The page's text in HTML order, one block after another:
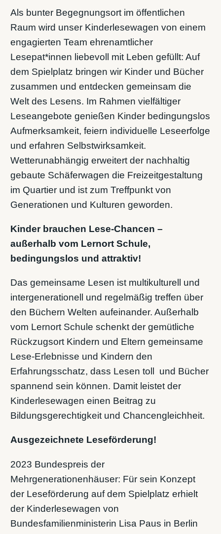
Als bunter Begegnungsort im öffentlichen
Raum wird unser Kinderlesewagen von einem
engagierten Team ehrenamtlicher
Lesepat*innen liebevoll mit Leben gefüllt: Auf
dem Spielplatz bringen wir Kinder und Bücher
zusammen und entdecken gemeinsam die
Welt des Lesens. Im Rahmen vielfältiger
Leseangebote genießen Kinder bedingungslos
Aufmerksamkeit, feiern individuelle Leseerfolge
und erfahren Selbstwirksamkeit.
Wetterunabhängig erweitert der nachhaltig
gebaute Schäferwagen die Freizeitgestaltung
im Quartier und ist zum Treffpunkt von
Generationen und Kulturen geworden.
Kinder brauchen Lese-Chancen –
außerhalb vom Lernort Schule,
bedingungslos und attraktiv!
Das gemeinsame Lesen ist multikulturell und
intergenerationell und regelmäßig treffen über
den Büchern Welten aufeinander. Außerhalb
vom Lernort Schule schenkt der gemütliche
Rückzugsort Kindern und Eltern gemeinsame
Lese-Erlebnisse und Kindern den
Erfahrungsschatz, dass Lesen toll und Bücher
spannend sein können. Damit leistet der
Kinderlesewagen einen Beitrag zu
Bildungsgerechtigkeit und Chancengleichheit.
Ausgezeichnete Leseförderung!
2023 Bundespreis der
Mehrgenerationenhäuser: Für sein Konzept
der Leseförderung auf dem Spielplatz erhielt
der Kinderlesewagen von
Bundesfamilienministerin Lisa Paus in Berlin